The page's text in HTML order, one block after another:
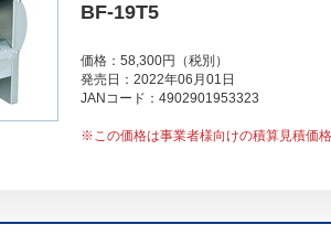
BF-19T5
価格：58,300円（税別）
発売日：2022年06月01日
JANコード：4902901953323
※この価格は事業者様向けの積算見積価